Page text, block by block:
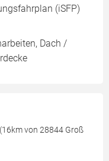
(iSFP)
Dach /
von 28844 Groß